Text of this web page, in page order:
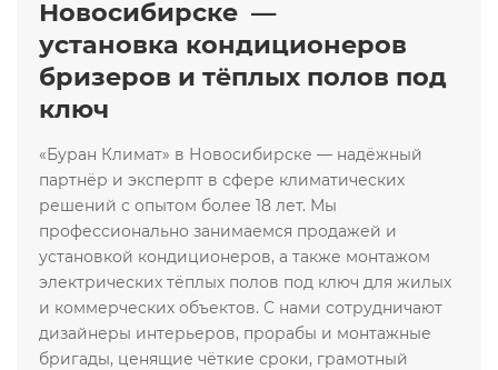
Новосибирске —
установка кондиционеров
бризеров и тёплых полов под
ключ
«Буран Климат» в Новосибирске — надёжный
партнёр и эксперпт в сфере климатических
решений с опытом более 18 лет. Мы
профессионально занимаемся продажей и
установкой кондиционеров, а также монтажом
электрических тёплых полов под ключ для жилых
и коммерческих объектов. С нами сотрудничают
дизайнеры интерьеров, прорабы и монтажные
бригады, ценящие чёткие сроки, грамотный